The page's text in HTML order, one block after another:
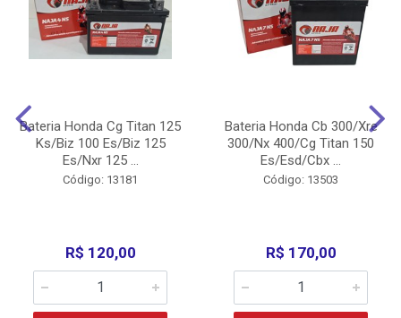
Bateria Honda Cg Titan 125
Ks/Biz 100 Es/Biz 125
Es/Nxr 125 ...
Código: 13181
R$ 120,00
Bateria Honda Cb 300/Xre
300/Nx 400/Cg Titan 150
Es/Esd/Cbx ...
Código: 13503
R$ 170,00